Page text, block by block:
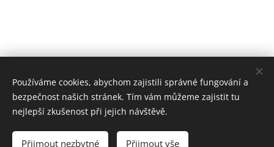
Vytvořeno službouWebnode
Používáme cookies, abychom zajistili správné fungování a
bezpečnost našich stránek. Tím vám můžeme zajistit tu
nejlepší zkušenost při jejich návštěvě.
Přijmout nezbytné Přijmout vše